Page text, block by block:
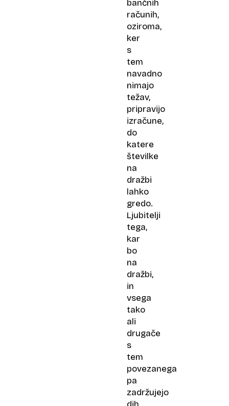
bančnih
računih,
oziroma,
ker
s
tem
navadno
nimajo
težav,
pripravijo
izračune,
do
katere
številke
na
dražbi
lahko
gredo.
Ljubitelji
tega,
kar
bo
na
dražbi,
in
vsega
tako
ali
drugače
s
tem
povezanega
pa
zadržujejo